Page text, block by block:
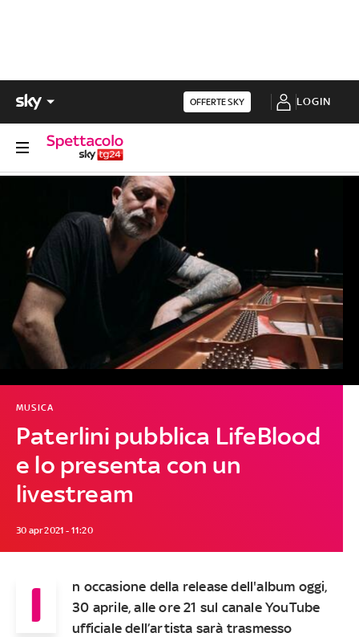
OFFERTE SKY LOGIN
Paterlini pubblica LifeBlood
e lo presenta con un
livestream
MUSICA
30 apr 2021 - 11:20
I
n occasione della release dell'album oggi,
30 aprile,alle ore 21 sul canale YouTube
ufficiale dell’artista sarà trasmesso